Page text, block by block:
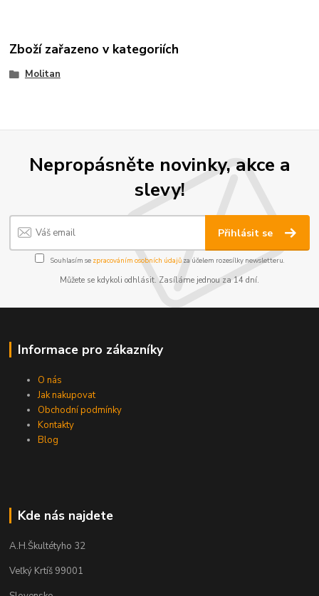
Zboží zařazeno v kategoriích
Molitan
Nepropásněte novinky, akce a
slevy!
Přihlásit se
Souhlasím se zpracováním osobních údajůza účelem rozesílky newsletteru.
Můžete se kdykoli odhlásit. Zasíláme jednou za 14 dní.
Informace pro zákazníky
O nás
Jak nakupovat
Obchodní podmínky
Kontakty
Blog
Kde nás najdete
A.H.Škultétyho 32
Veľký Krtíš 99001